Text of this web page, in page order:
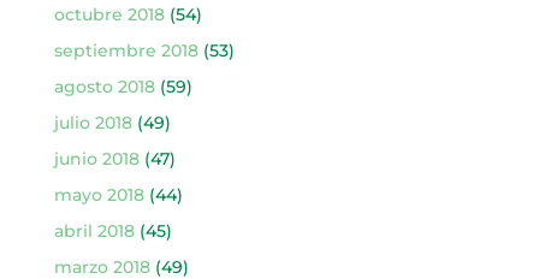
octubre 2018(54)
septiembre 2018(53)
agosto 2018(59)
julio 2018(49)
junio 2018(47)
mayo 2018(44)
abril 2018(45)
marzo 2018(49)